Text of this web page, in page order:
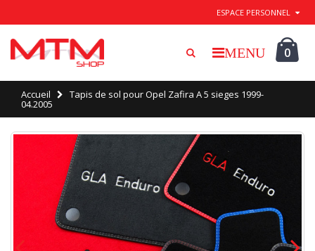
ESPACE PERSONNEL
0
Accueil Tapis de sol pour Opel Zafira A 5 sieges 1999-
04.2005